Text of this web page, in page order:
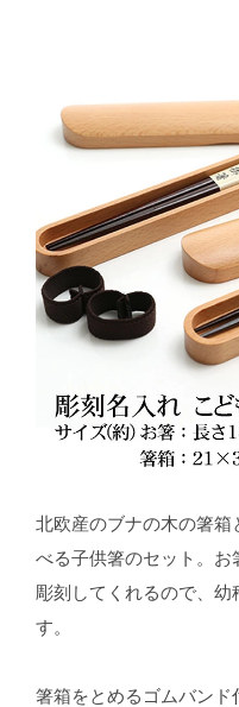
北欧産のブナの木の箸箱
べる子供箸のセット。
彫刻してくれるので、
す。
箸箱をとめるゴムバンド